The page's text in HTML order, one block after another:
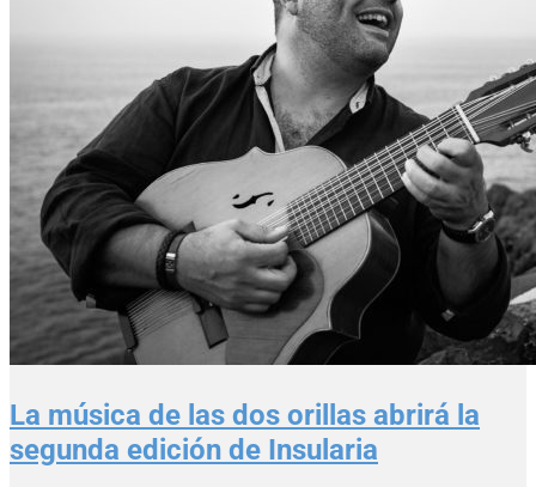
La música de las dos orillas abrirá la
segunda edición de Insularia